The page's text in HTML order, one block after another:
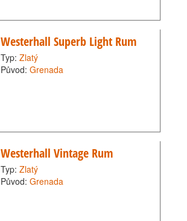
Westerhall Superb Light Rum
Typ: Zlatý
Původ: Grenada
Westerhall Vintage Rum
Typ: Zlatý
Původ: Grenada